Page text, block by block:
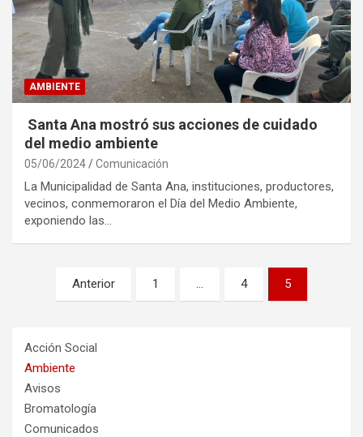
AMBIENTE
Santa Ana mostró sus acciones de cuidado
del medio ambiente
05/06/2024 Comunicación
La Municipalidad de Santa Ana, instituciones, productores,
vecinos, conmemoraron el Día del Medio Ambiente,
exponiendo las…
Paginación
Anterior 1 … 4 5
Acción Social
Ambiente
Avisos
Bromatología
Comunicados